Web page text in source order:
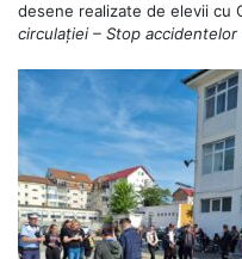
desene realizate de elevii cu
circulației – Stop